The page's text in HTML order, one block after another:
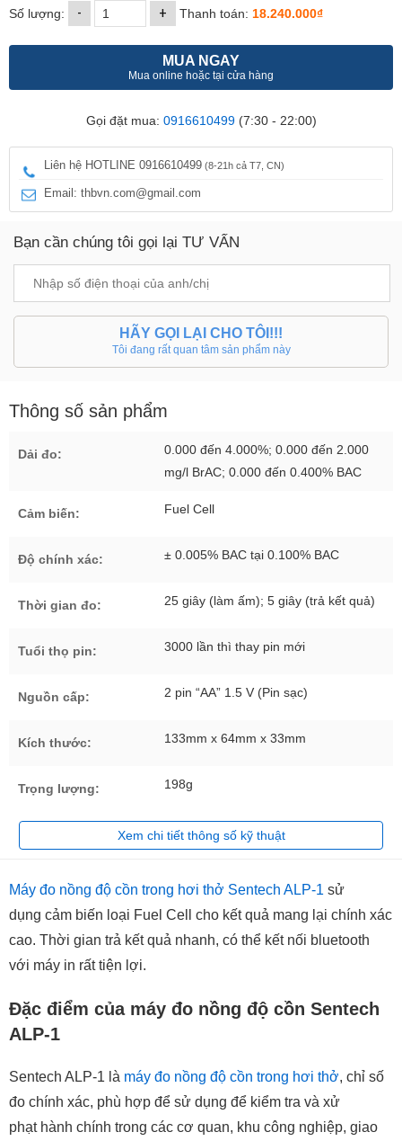
Số lượng: - + Thanh toán: 18.240.000₫
MUA NGAY
Mua online hoặc tại cửa hàng
Gọi đặt mua: 0916610499(7:30 - 22:00)
Liên hệ HOTLINE 0916610499 (8-21h cả T7, CN)
Email: thbvn.com@gmail.com
Bạn cần chúng tôi gọi lại TƯ VẤN
HÃY GỌI LẠI CHO TÔI!!!
Tôi đang rất quan tâm sản phẩm này
Thông số sản phẩm
Dải đo:
0.000 đến 4.000%; 0.000 đến 2.000
mg/l BrAC; 0.000 đến 0.400% BAC
Cảm biến: Fuel Cell
Độ chính xác: ± 0.005% BAC tại 0.100% BAC
Thời gian đo: 25 giây (làm ấm); 5 giây (trả kết quả)
Tuổi thọ pin: 3000 lần thì thay pin mới
Nguồn cấp: 2 pin “AA” 1.5 V (Pin sạc)
Kích thước: 133mm x 64mm x 33mm
Trọng lượng: 198g
Xem chi tiết thông số kỹ thuật
Máy đo nồng độ cồn trong hơi thở Sentech ALP-1 sử
dụng cảm biến loại Fuel Cell cho kết quả mang lại chính xác
cao. Thời gian trả kết quả nhanh, có thể kết nối bluetooth
với máy in rất tiện lợi.
Đặc điểm của máy đo nồng độ cồn Sentech
ALP-1
Sentech ALP-1 là máy đo nồng độ cồn trong hơi thở, chỉ số
đo chính xác, phù hợp để sử dụng để kiểm tra và xử
phạt hành chính trong các cơ quan, khu công nghiệp, giao